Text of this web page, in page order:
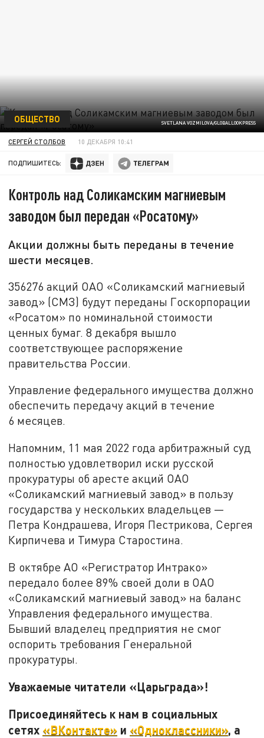
SVETLANA VOZMILOVA/GLOBALLOOKPRESS
ОБЩЕСТВО
СЕРГЕЙ СТОЛБОВ 10 ДЕКАБРЯ 10:41
ПОДПИШИТЕСЬ:
Контроль над Соликамским магниевым
заводом был передан «Росатому»
Акции должны быть переданы в течение
шести месяцев.
356276 акций ОАО «Соликамский магниевый
завод» (СМЗ) будут переданы Госкорпорации
«Росатом» по номинальной стоимости
ценных бумаг. 8 декабря вышло
соответствующее распоряжение
правительства России.
Управление федерального имущества должно
обеспечить передачу акций в течение
6 месяцев.
Напомним, 11 мая 2022 года арбитражный суд
полностью удовлетворил иски русской
прокуратуры об аресте акций ОАО
«Соликамский магниевый завод» в пользу
государства у нескольких владельцев —
Петра Кондрашева, Игоря Пестрикова, Сергея
Кирпичева и Тимура Старостина.
В октябре АО «Регистратор Интрако»
передало более 89% своей доли в ОАО
«Соликамский магниевый завод» на баланс
Управления федерального имущества.
Бывший владелец предприятия не смог
оспорить требования Генеральной
прокуратуры.
Уважаемые читатели «Царьграда»!
Присоединяйтесь к нам в социальных
сетях «ВКонтакте» и «Одноклассники», а